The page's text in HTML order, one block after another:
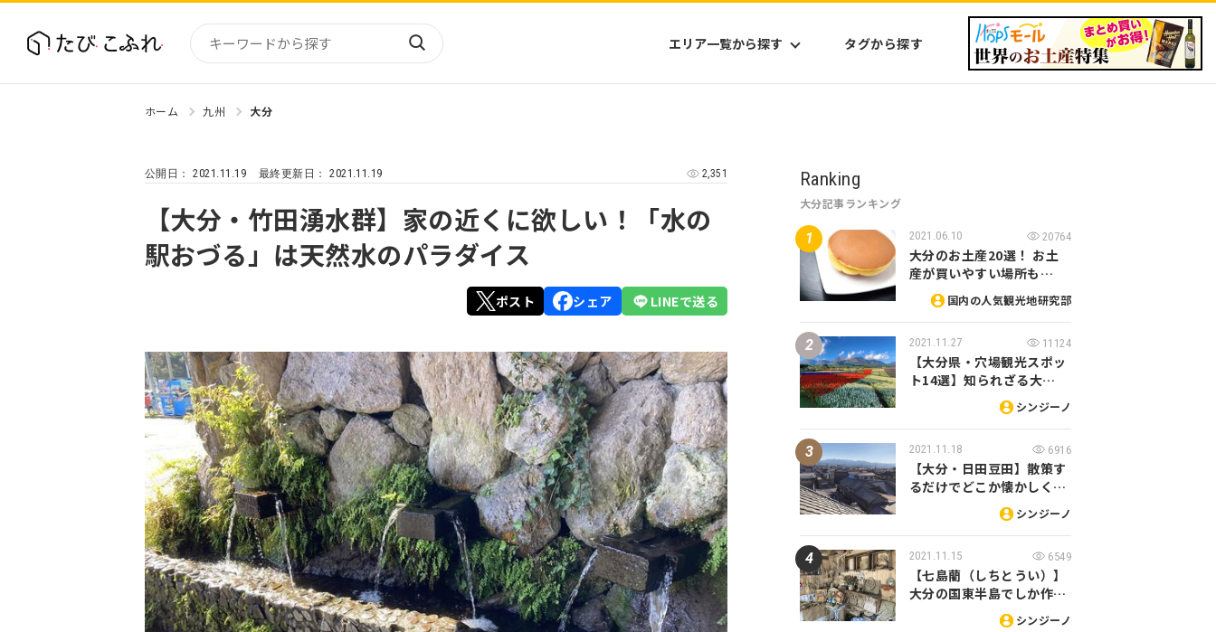
エリア一覧から探す タグから探す
東北
関東
中部・北陸
近畿
四国
九州
沖縄
アジア
北米
中南米
ハワイ
ミクロネシア
オセアニア
ホーム 九州 大分
公開日：2021.11.19 最終更新日：2021.11.19 2,351
【大分・竹田湧水群】家の近くに欲しい！「水の
駅おづる」は天然水のパラダイス
ポスト シェア LINEで送る
Ranking
大分記事ランキング
2021.06.10 20764
大分のお土産20選！ お土
産が買いやすい場所も…
国内の人気観光地研究部
2021.11.27 11124
【大分県・穴場観光スポッ
ト14選】知られざる大…
シンジーノ
2021.11.18 6916
【大分・日田豆田】散策す
るだけでどこか懐かしく…
シンジーノ
2021.11.15 6549
【七島藺（しちとうい）】
大分の国東半島でしか作…
シンジーノ